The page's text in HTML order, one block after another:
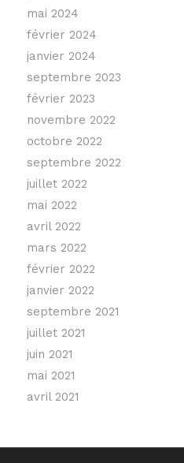
mai 2024
février 2024
janvier 2024
septembre 2023
février 2023
novembre 2022
octobre 2022
septembre 2022
juillet 2022
mai 2022
avril 2022
mars 2022
février 2022
janvier 2022
septembre 2021
juillet 2021
juin 2021
mai 2021
avril 2021